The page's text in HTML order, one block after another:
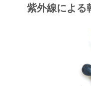
紫外線による